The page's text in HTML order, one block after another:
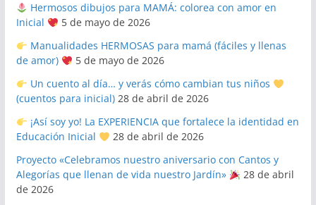
Hermosos dibujos para MAMÁ: colorea con amor en
Inicial
5 de mayo de 2026
Manualidades HERMOSAS para mamá (fáciles y llenas
de amor)
5 de mayo de 2026
Un cuento al día… y verás cómo cambian tus niños
(cuentos para inicial) 28 de abril de 2026
¡Así soy yo! La EXPERIENCIA que fortalece la identidad en
Educación Inicial
28 de abril de 2026
Proyecto «Celebramos nuestro aniversario con Cantos y
Alegorías que llenan de vida nuestro Jardín»
28 de abril
de 2026